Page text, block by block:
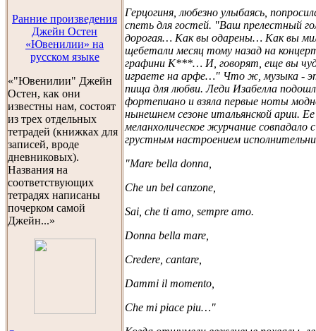
Ранние произведения
Джейн Остен
«Ювенилии» на
русском языке
«"Ювенилии" Джейн
Остен, как они
известны нам, состоят
из трех отдельных
тетрадей (книжках для
записей, вроде
дневниковых).
Названия на
соответствующих
тетрадях написаны
почерком самой
Джейн...»
Герцогиня, любезно улыбаясь,
спеть для гостей. "Ваш прелестный
дорогая… Как вы одарены… Как вы
щебетали месяц тому назад на
графини К***… И, говорят, еще вы
играете на арфе…" Что ж, музыка -
пища для любви. Леди Изабелла
фортепиано и взяла первые ноты
нынешнем сезоне итальянской арии. Ее
меланхолическое журчание совпадало с
грустным настроением
"Mare bella donna,
Che un bel canzone,
Sai, che ti amo, sempre amo.
Donna bella mare,
Credere, cantare,
Dammi il momento,
Che mi piace piu…"